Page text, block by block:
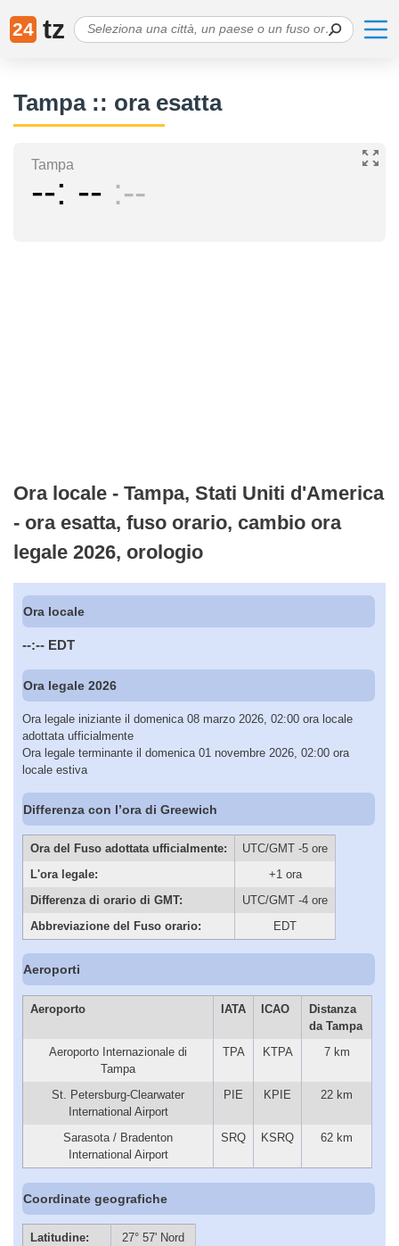
24 tz
Tampa :: ora esatta
Tampa
-- -- --
Ora locale - Tampa, Stati Uniti d'America
- ora esatta, fuso orario, cambio ora
legale 2026, orologio
Ora locale
--:-- EDT
Ora legale 2026
Ora legale iniziante il domenica 08 marzo 2026, 02:00 ora locale
adottata ufficialmente
Ora legale terminante il domenica 01 novembre 2026, 02:00 ora
locale estiva
Differenza con l’ora di Greewich
Ora del Fuso adottata ufficialmente:
UTC/GMT -5 ore
L'ora legale:
+1 ora
Differenza di orario di GMT:
UTC/GMT -4 ore
Abbreviazione del Fuso orario:
EDT
Aeroporti
Aeroporto IATA ICAO
Distanza
da Tampa
Aeroporto Internazionale di
Tampa
TPA KTPA 7 km
St. Petersburg-Clearwater
International Airport
PIE KPIE 22 km
Sarasota / Bradenton
International Airport
SRQ KSRQ 62 km
Coordinate geografiche
Latitudine:
27° 57' Nord